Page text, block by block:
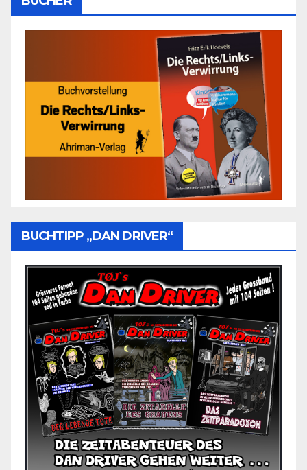
BUCHTIPP „DAN DRIVER“